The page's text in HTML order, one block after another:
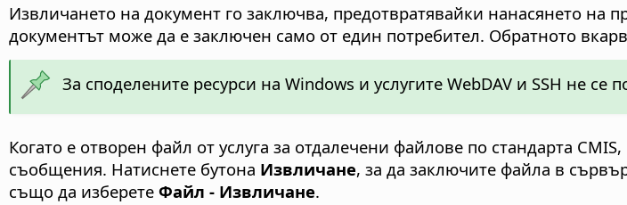
Извличането на документ го заключва, предотвратявайки нанасянето на
документът може да е заключен само от един потребител. Обратното
За споделените ресурси на Windows и услугите WebDAV и SSH не
Когато е отворен файл от услуга за отдалечени файлове по стандарта
съобщения. Натиснете бутона Извличане, за да заключите файла в
също да изберете Файл - Извличане.